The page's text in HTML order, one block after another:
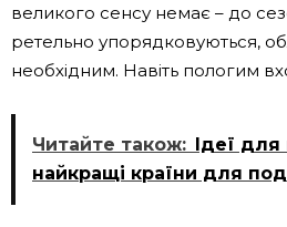
великого сенсу немає – до
ретельно упорядковуються,
необхідним. Навіть пологим
Читайте також: Ідеї ​​для
найкращі країни для